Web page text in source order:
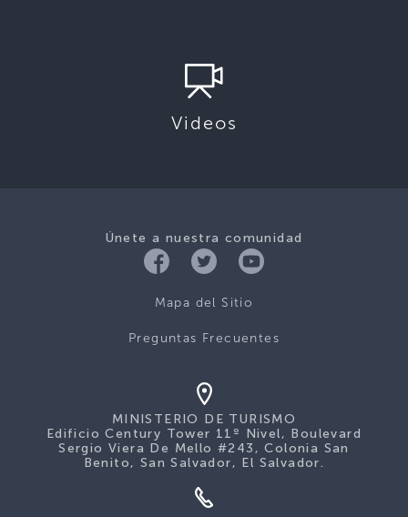
Videos
Únete a nuestra comunidad
Mapa del Sitio
Preguntas Frecuentes
MINISTERIO DE TURISMO
Edificio Century Tower 11º Nivel, Boulevard
Sergio Viera De Mello #243, Colonia San
Benito, San Salvador, El Salvador.